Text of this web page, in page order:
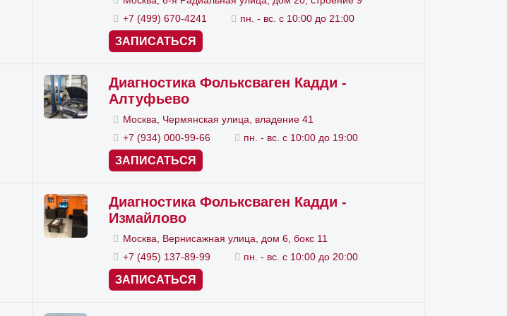
Кадди профессионалам из профильного
выявить существующие неполадки и сразу же устранить их,
с комфортом и в безопасности на вашем автомобиле
и других частей в нашей сети техцентров – это правильный
выполняется подготовленными специалистами с
и сертифицированного дилерского оборудования. Немаловажно и
нами каждый владелец Volkswagen может рассчитывать на
Кадди
+7 (499) 670-4241
пн. - вс. с 10:00 до 21:00
ЗАПИСАТЬСЯ
Диагностика Фольксваген Кадди -
Алтуфьево
Москва, Чермянская улица, владение 41
+7 (934) 000-99-66
пн. - вс. с 10:00 до 19:00
ЗАПИСАТЬСЯ
Диагностика Фольксваген Кадди -
Измайлово
Москва, Вернисажная улица, дом 6, бокс 11
+7 (495) 137-89-99
пн. - вс. с 10:00 до 20:00
ЗАПИСАТЬСЯ